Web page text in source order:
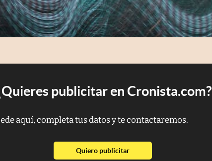
publicitar en Cronista.com?
aquí, completa tus datos y te contactaremos.
Quiero publicitarabre en nueva pestaña